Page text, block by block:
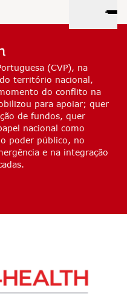
(CVP), na
território nacional,
do conflito na
para apoiar; quer
de fundos, quer
nacional como
poder público, no
e na integração